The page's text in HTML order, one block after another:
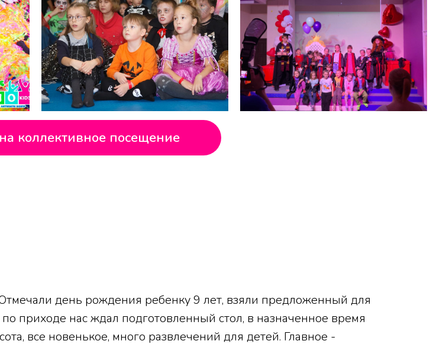
коллективное посещение
день рождения ребенку 9 лет, взяли предложенный для
по приходе нас ждал подготовленный стол, в назначенное время
все новенькое, много развлечений для детей. Главное -